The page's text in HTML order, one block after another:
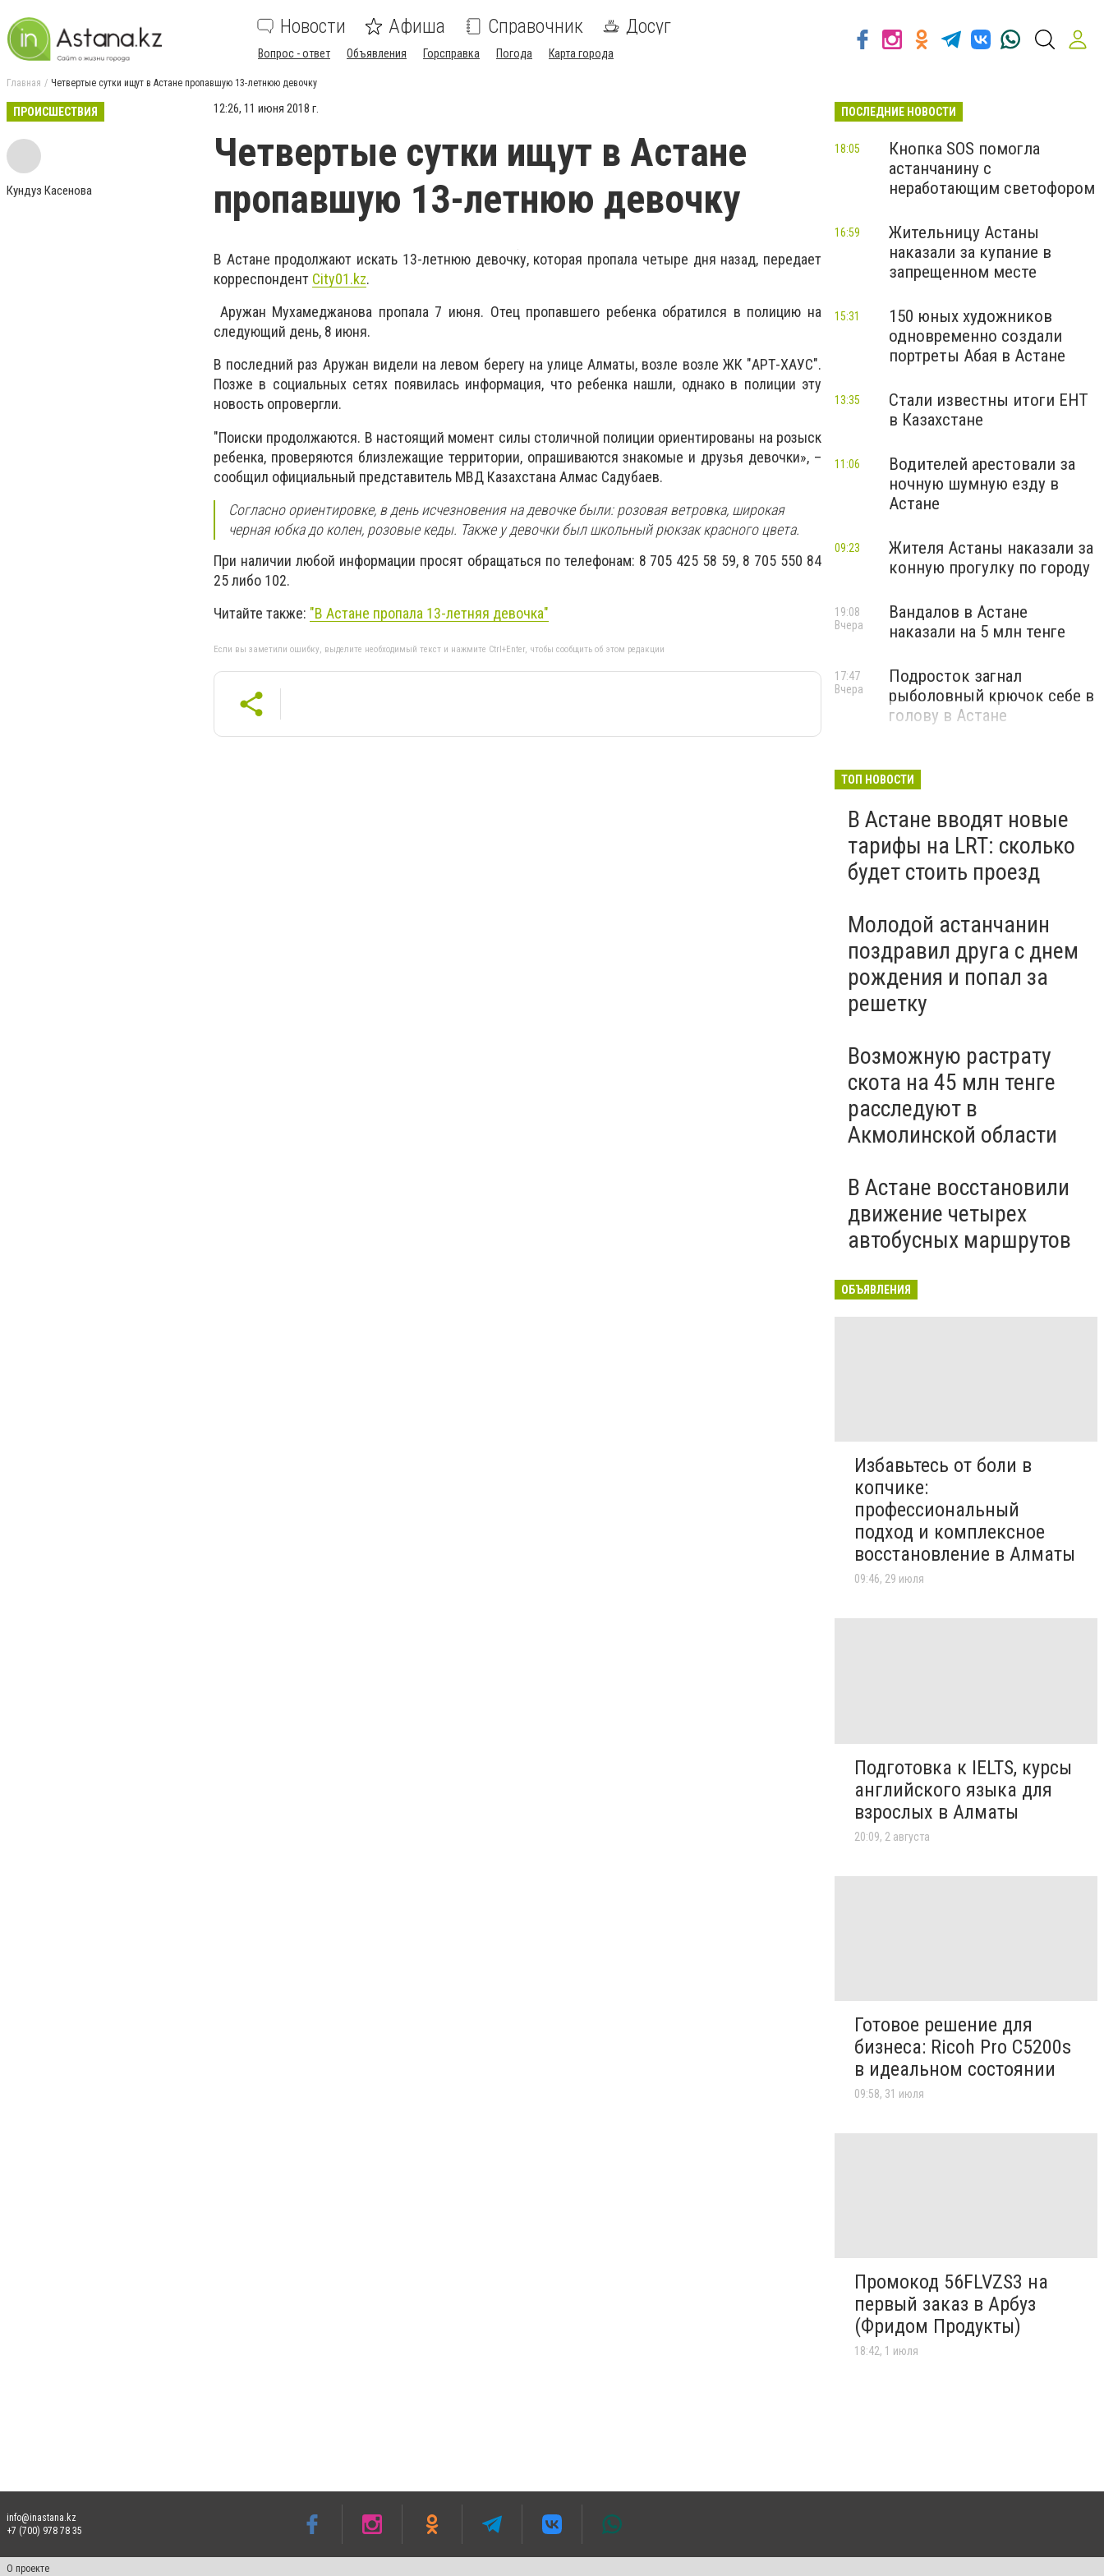
Новости Афиша Справочник Досуг
Вопрос - ответ Объявления Горсправка Погода Карта города
Главная Четвертые сутки ищут в Астане пропавшую 13-летнюю девочку
ПРОИСШЕСТВИЯ
Кундуз Касенова
12:26, 11 июня 2018 г.
Четвертые сутки ищут в Астане
пропавшую 13-летнюю девочку
В Астане продолжают искать 13-летнюю девочку, которая пропала четыре дня назад, передает
корреспондент City01.kz.
Аружан Мухамеджанова пропала 7 июня. Отец пропавшего ребенка обратился в полицию на
следующий день, 8 июня.
В последний раз Аружан видели на левом берегу на улице Алматы, возле возле ЖК "АРТ-ХАУС".
Позже в социальных сетях появилась информация, что ребенка нашли, однако в полиции эту
новость опровергли.
"Поиски продолжаются. В настоящий момент силы столичной полиции ориентированы на розыск
ребенка, проверяются близлежащие территории, опрашиваются знакомые и друзья девочки», –
сообщил официальный представитель МВД Казахстана Алмас Садубаев.
Согласно ориентировке, в день исчезновения на девочке были: розовая ветровка, широкая
черная юбка до колен, розовые кеды. Также у девочки был школьный рюкзак красного цвета.
При наличии любой информации просят обращаться по телефонам: 8 705 425 58 59, 8 705 550 84
25 либо 102.
Читайте также: "В Астане пропала 13-летняя девочка"
Если вы заметили ошибку, выделите необходимый текст и нажмите Ctrl+Enter, чтобы сообщить об этом редакции
ПОСЛЕДНИЕ НОВОСТИ
Кнопка SOS помогла
астанчанину с
неработающим светофором
18:05
Жительницу Астаны
наказали за купание в
запрещенном месте
16:59
150 юных художников
одновременно создали
портреты Абая в Астане
15:31
Стали известны итоги ЕНТ
в Казахстане
13:35
Водителей арестовали за
ночную шумную езду в
Астане
11:06
Жителя Астаны наказали за
конную прогулку по городу
09:23
Вандалов в Астане
наказали на 5 млн тенге
19:08
Вчера
Подросток загнал
рыболовный крючок себе в
голову в Астане
17:47
Вчера
ТОП НОВОСТИ
В Астане вводят новые
тарифы на LRT: сколько
будет стоить проезд
Молодой астанчанин
поздравил друга с днем
рождения и попал за
решетку
Возможную растрату
скота на 45 млн тенге
расследуют в
Акмолинской области
В Астане восстановили
движение четырех
автобусных маршрутов
ОБЪЯВЛЕНИЯ
Избавьтесь от боли в
копчике:
профессиональный
подход и комплексное
восстановление в Алматы
09:46, 29 июля
Подготовка к IELTS, курсы
английского языка для
взрослых в Алматы
20:09, 2 августа
Готовое решение для
бизнеса: Ricoh Pro C5200s
в идеальном состоянии
09:58, 31 июля
Промокод 56FLVZS3 на
первый заказ в Арбуз
(Фридом Продукты)
18:42, 1 июля
info@inastana.kz
+7 (700) 978 78 35
О проекте